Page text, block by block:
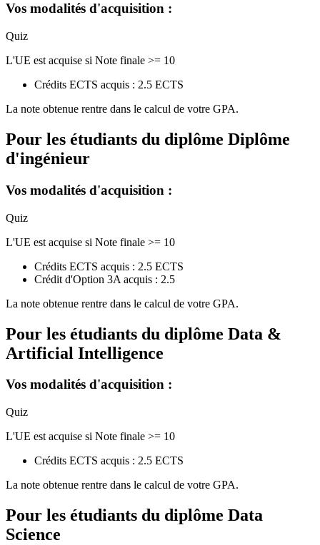
Vos modalités d'acquisition :
Quiz
L'UE est acquise si Note finale >= 10
Crédits ECTS acquis : 2.5 ECTS
La note obtenue rentre dans le calcul de votre GPA.
Pour les étudiants du diplôme Diplôme
d'ingénieur
Vos modalités d'acquisition :
Quiz
L'UE est acquise si Note finale >= 10
Crédits ECTS acquis : 2.5 ECTS
Crédit d'Option 3A acquis : 2.5
La note obtenue rentre dans le calcul de votre GPA.
Pour les étudiants du diplôme Data &
Artificial Intelligence
Vos modalités d'acquisition :
Quiz
L'UE est acquise si Note finale >= 10
Crédits ECTS acquis : 2.5 ECTS
La note obtenue rentre dans le calcul de votre GPA.
Pour les étudiants du diplôme Data
Science